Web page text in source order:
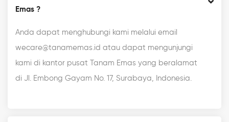
Emas ?
Anda dapat menghubungi kami melalui email
wecare@tanamemas.id atau dapat mengunjungi
kami di kantor pusat Tanam Emas yang beralamat
di Jl. Embong Gayam No. 17, Surabaya, Indonesia.